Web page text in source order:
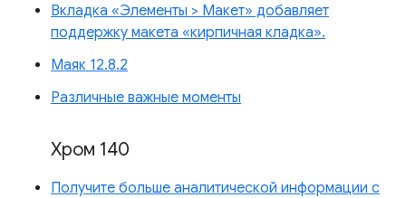
Вкладка «Элементы > Макет» добавляет
поддержку макета «кирпичная кладка».
Маяк 12.8.2
Различные важные моменты
Хром 140
Получите больше аналитической информации с